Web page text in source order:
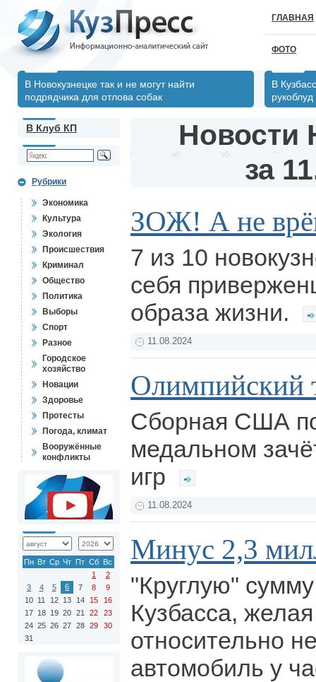
ГЛАВНАЯ
ФОТО
В Новокузнецке так и не могут найти
подрядчика для отлова собак
В
рукоблуд
В Клуб КП
Рубрики
Экономика
Культура
Экология
Происшествия
Криминал
Общество
Политика
Выборы
Спорт
Разное
Городское
хозяйство
Новации
Здоровье
Протесты
Погода, климат
Вооружённые
конфликты
Пн Вт Ср Чт Пт Сб Вс
1
2
3
4 5 6 7 8
9
10 11 12 13 14 15
16
17 18 19 20 21 22
23
24 25 26 27 28 29
30
31
Новости
за
ЗОЖ! А не
7 из 10
себя
образа жизни.
11.08.2024
Олимпийский
Сборная США
медальном
игр
11.08.2024
Минус 2,3
"Круглую"
Кузбасса,
относительно
автомобиль у